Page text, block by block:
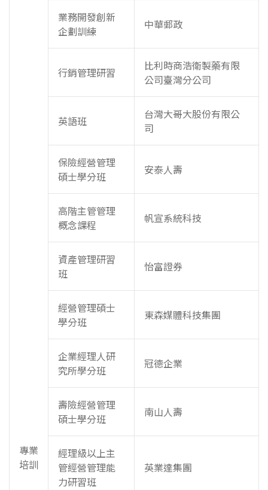
專業
培訓
業務開發創新
企劃訓練
中華郵政
行銷管理研習
比利時商浩衛製藥有限
公司臺灣分公司
英語班
台灣大哥大股份有限公
司
保險經營管理
碩士學分班
安泰人壽
高階主管管理
概念課程
帆宣系統科技
資產管理研習
班
怡富證券
經營管理碩士
學分班
東森媒體科技集團
企業經理人研
究所學分班
冠德企業
壽險經營管理
碩士學分班
南山人壽
經理級以上主
管經營管理能
力研習班
英業達集團